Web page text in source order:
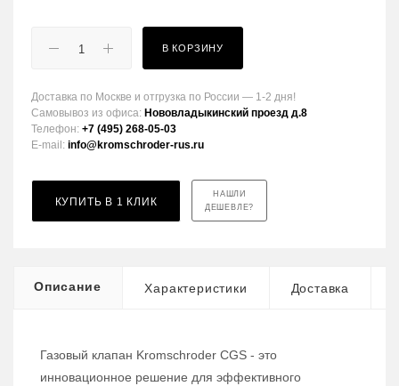
В КОРЗИНУ
Доставка по Москве и отгрузка по России — 1-2 дня!
Самовывоз из офиса: Нововладыкинский проезд д.8
Телефон: +7 (495) 268-05-03
E-mail: info@kromschroder-rus.ru
КУПИТЬ В 1 КЛИК
НАШЛИ
ДЕШЕВЛЕ?
Описание Характеристики Доставка
Газовый клапан Kromschroder CGS - это
инновационное решение для эффективного